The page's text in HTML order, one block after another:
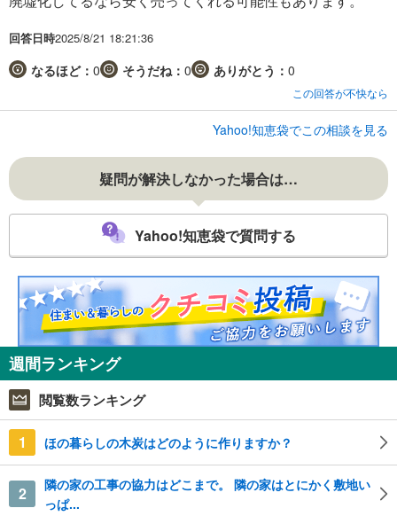
回答日時2025/8/21 18:21:36
なるほど： 0 そうだね： 0 ありがとう： 0
この回答が不快なら
Yahoo!知恵袋でこの相談を見る
疑問が解決しなかった場合は…
Yahoo!知恵袋で質問する
週間ランキング
閲覧数ランキング
1 ほの暮らしの木炭はどのように作りますか？
2
隣の家の工事の協力はどこまで。 隣の家はとにかく敷地い
っぱ...